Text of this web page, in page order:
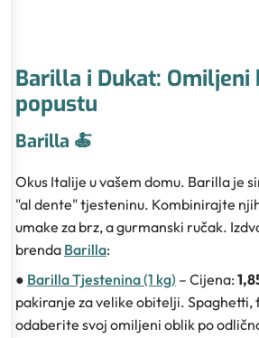
Barilla i Dukat: Omiljeni
popustu
Barilla 🍝
Okus Italije u vašem domu. Barilla je
"al dente" tjesteninu. Kombinirajte
umake za brz, a gurmanski ručak.
brenda Barilla:
● Barilla Tjestenina (1 kg) – Cijena:
pakiranje za velike obitelji. Spaghetti,
odaberite svoj omiljeni oblik po